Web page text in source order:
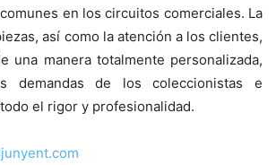
en los circuitos comerciales. La
así como la atención a los clientes,
una manera totalmente personalizada,
demandas de los coleccionistas e
el rigor y profesionalidad.